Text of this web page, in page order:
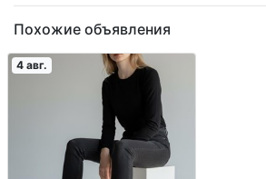
Похожие объявления
4 авг.